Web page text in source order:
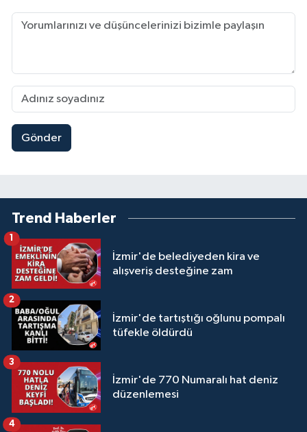
Gönder
Trend Haberler
İzmir'de belediyeden kira ve
alışveriş desteğine zam
İzmir'de tartıştığı oğlunu pompalı
tüfekle öldürdü
2
İzmir'de 770 Numaralı hat deniz
düzenlemesi
3
4